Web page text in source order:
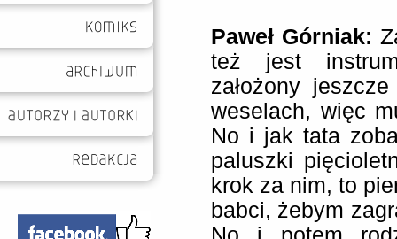
Paweł Górniak:
też jest
założony
weselach, więc
No i jak tata
paluszki
krok za nim, to
babci, żebym